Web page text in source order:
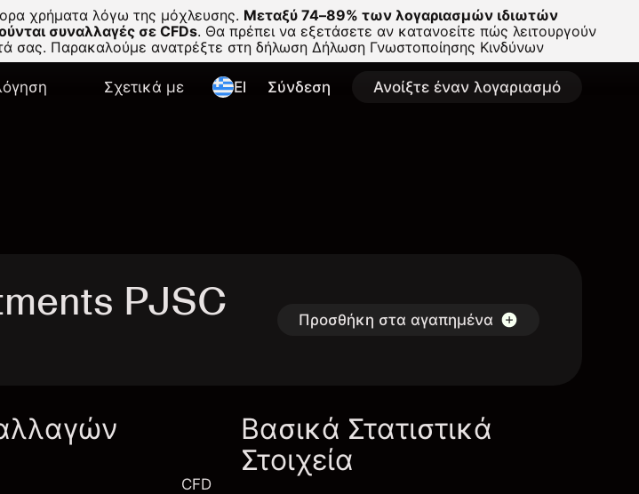
χρήματα λόγω της μόχλευσης. Μεταξύ 74–89% των λογαριασμών ιδιωτών
συναλλαγές σε CFDs. Θα πρέπει να εξετάσετε αν κατανοείτε πώς λειτουργούν
σας. Παρακαλούμε ανατρέξτε στη δήλωση Δήλωση Γνωστοποίησης Κινδύνων
Σχετικά με El Σύνδεση Ανοίξτε έναν λογαριασμό
PJSC Προσθήκη στα αγαπημένα
CFD
Βασικά Στατιστικά
Στοιχεία